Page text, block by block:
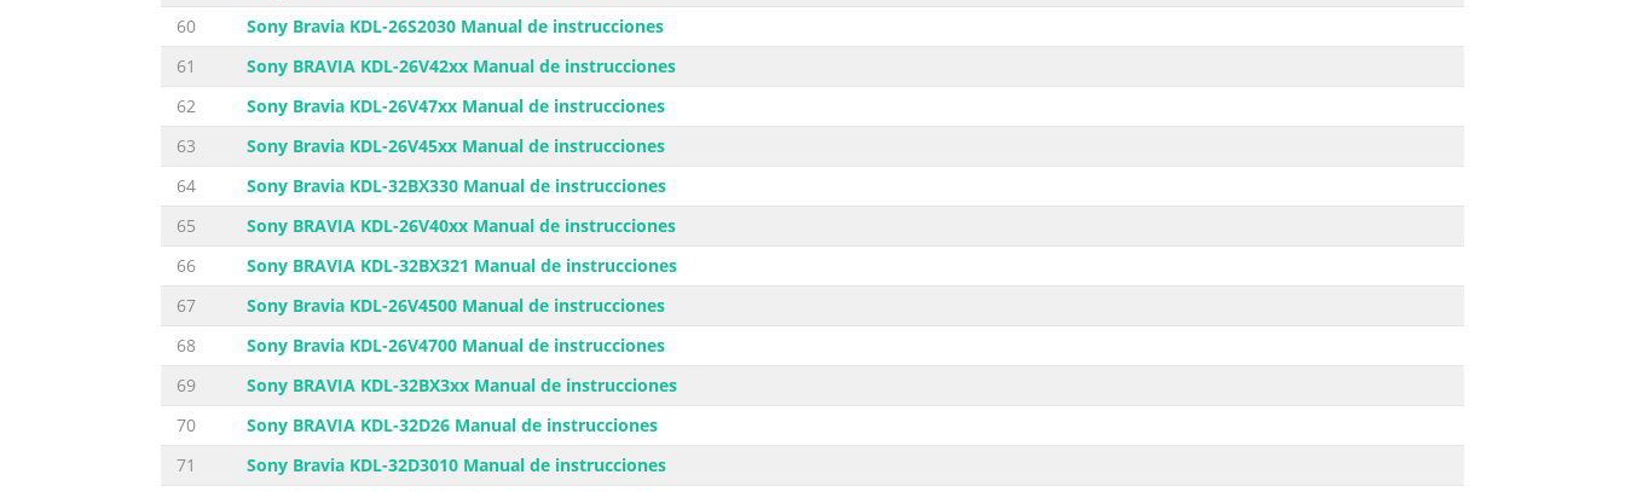
60
Sony Bravia KDL-26S2030 Manual de instrucciones
61
Sony BRAVIA KDL-26V42xx Manual de instrucciones
62
Sony Bravia KDL-26V47xx Manual de instrucciones
63
Sony Bravia KDL-26V45xx Manual de instrucciones
64
Sony Bravia KDL-32BX330 Manual de instrucciones
65
Sony BRAVIA KDL-26V40xx Manual de instrucciones
66
Sony BRAVIA KDL-32BX321 Manual de instrucciones
67
Sony Bravia KDL-26V4500 Manual de instrucciones
68
Sony Bravia KDL-26V4700 Manual de instrucciones
69
Sony BRAVIA KDL-32BX3xx Manual de instrucciones
70
Sony BRAVIA KDL-32D26 Manual de instrucciones
71
Sony Bravia KDL-32D3010 Manual de instrucciones